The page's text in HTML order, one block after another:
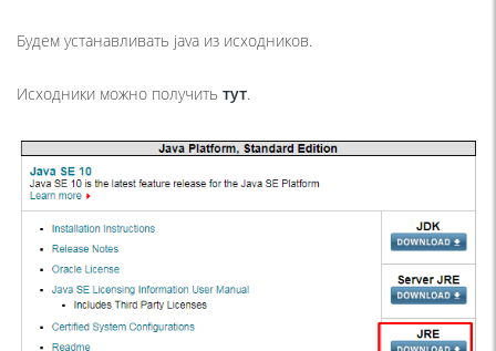
Будем устанавливать java из исходников.
Исходники можно получить тут.